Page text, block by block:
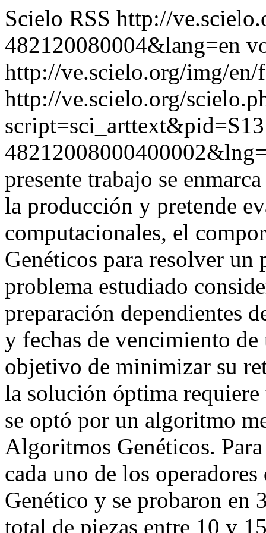
Scielo RSS http://
482120080004&lang=en
http://ve.scielo.org/img/
http://ve.scielo.org/
presente trabajo se
la producción y pretende
computacionales, el
Genéticos para resolver un
problema estudiado
preparación dependientes
y fechas de vencimiento
objetivo de minimizar su
la solución óptima
se optó por un algoritmo
Algoritmos Genéticos.
cada uno de los
Genético y se probaron en
total de piezas entre 10 y